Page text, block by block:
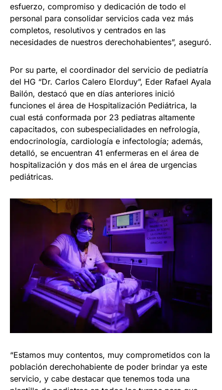
esfuerzo, compromiso y dedicación de todo el
personal para consolidar servicios cada vez más
completos, resolutivos y centrados en las
necesidades de nuestros derechohabientes”, aseguró.
Por su parte, el coordinador del servicio de pediatría
del HG “Dr. Carlos Calero Elorduy”, Eder Rafael Ayala
Bailón, destacó que en días anteriores inició
funciones el área de Hospitalización Pediátrica, la
cual está conformada por 23 pediatras altamente
capacitados, con subespecialidades en nefrología,
endocrinología, cardiología e infectología; además,
detalló, se encuentran 41 enfermeras en el área de
hospitalización y dos más en el área de urgencias
pediátricas.
“Estamos muy contentos, muy comprometidos con la
población derechohabiente de poder brindar ya este
servicio, y cabe destacar que tenemos toda una